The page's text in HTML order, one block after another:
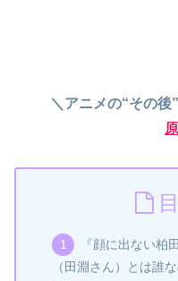
＼アニメの“その後
『顔に出ない柏
（田淵さん）とは誰